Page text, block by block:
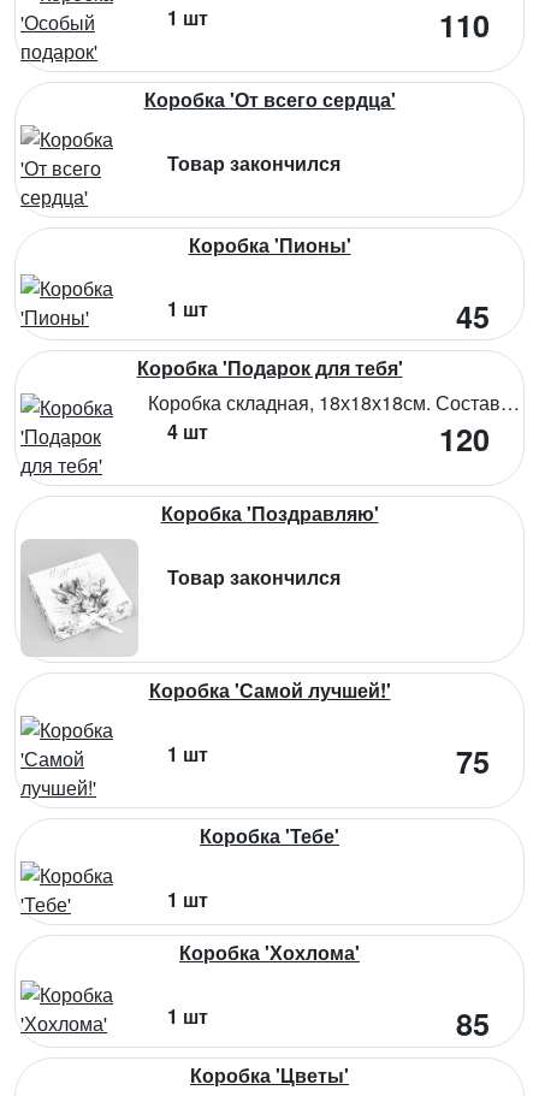
1 шт
110
Коробка 'От всего сердца'
Товар закончился
Коробка 'Пионы'
1 шт 45
Коробка 'Подарок для тебя'
Коробка складная, 18х18х18см. Состав: картон
4 шт
120
Коробка 'Поздравляю'
Товар закончился
Коробка 'Самой лучшей!'
1 шт 75
Коробка 'Тебе'
1 шт
Коробка 'Хохлома'
1 шт 85
Коробка 'Цветы'